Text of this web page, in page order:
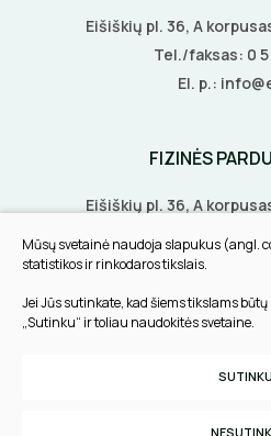
Eišiškių pl. 36, A
Tel./faksas: 0
El. p.:
FIZINĖS
Eišiškių pl. 36, A
Biruliškių g. 8, LT-
Tilžės g. 60, LT-
Privatumo
Mūsų svetainė naudoja slapukus (angl.
statistikos ir rinkodaros tikslais.
Jei Jūs sutinkate, kad šiems tikslams
„Sutinku“ ir toliau naudokitės svetaine.
SUTINKU